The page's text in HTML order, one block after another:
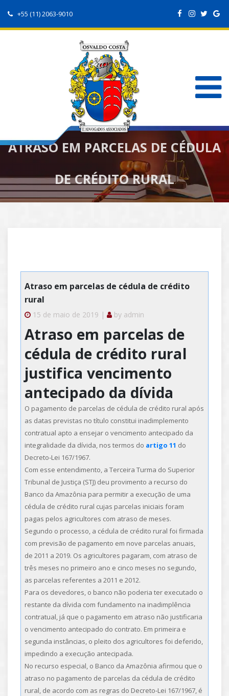
+55 (11) 2063-9010
ATRASO EM PARCELAS DE CÉDULA
DE CRÉDITO RURAL
Atraso em parcelas de cédula de crédito
rural
15 de maio de 2019 | by admin
Atraso em parcelas de
cédula de crédito rural
justifica vencimento
antecipado da dívida
O pagamento de parcelas de cédula de crédito rural após
as datas previstas no título constitui inadimplemento
contratual apto a ensejar o vencimento antecipado da
integralidade da dívida, nos termos do artigo 11 do
Decreto-Lei 167/1967.
Com esse entendimento, a Terceira Turma do Superior
Tribunal de Justiça (STJ) deu provimento a recurso do
Banco da Amazônia para permitir a execução de uma
cédula de crédito rural cujas parcelas iniciais foram
pagas pelos agricultores com atraso de meses.
Segundo o processo, a cédula de crédito rural foi firmada
com previsão de pagamento em nove parcelas anuais,
de 2011 a 2019. Os agricultores pagaram, com atraso de
três meses no primeiro ano e cinco meses no segundo,
as parcelas referentes a 2011 e 2012.
Para os devedores, o banco não poderia ter executado o
restante da dívida com fundamento na inadimplência
contratual, já que o pagamento em atraso não justificaria
o vencimento antecipado do contrato. Em primeira e
segunda instâncias, o pleito dos agricultores foi deferido,
impedindo a execução antecipada.
No recurso especial, o Banco da Amazônia afirmou que o
atraso no pagamento de parcelas da cédula de crédito
rural, de acordo com as regras do Decreto-Lei 167/1967, é